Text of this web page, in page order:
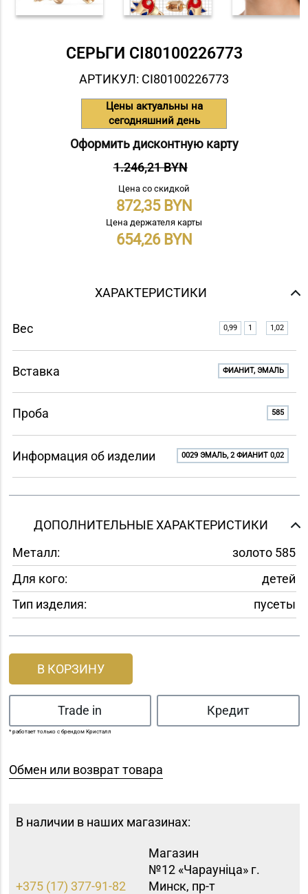
СЕРЬГИ СI80100226773
АРТИКУЛ: СI80100226773
Цены актуальны на
сегодняшний день
Оформить дисконтную карту
1.246,21 BYN
Цена со скидкой
872,35
Цена держателя карты
654,26
ХАРАКТЕРИСТИКИ
Вес 0,99 1 1,02
Вставка ФИАНИТ, ЭМАЛЬ
Проба 585
Информация об изделии 0029 ЭМАЛЬ, 2 ФИАНИТ 0,02
ДОПОЛНИТЕЛЬНЫЕ ХАРАКТЕРИСТИКИ
Металл:
золото 585
Для кого:
детей
Тип изделия:
пусеты
В КОРЗИНУ
Trade in Кредит
* работает только с брендом Кристалл
Обмен или возврат товара
В наличии в наших магазинах:
+375 (17) 377-91-82
Магазин
№12 «Чараунiца» г.
Минск, пр-т